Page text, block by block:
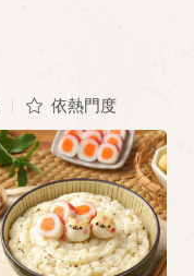
依熱門度